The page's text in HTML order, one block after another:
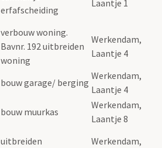
erfafscheiding
Laantje 1
verbouw woning.
Bavnr. 192 uitbreiden
woning
Werkendam,
Laantje 4
bouw garage/ berging
Werkendam,
Laantje 4
bouw muurkas
Werkendam,
Laantje 8
uitbreiden
Werkendam,